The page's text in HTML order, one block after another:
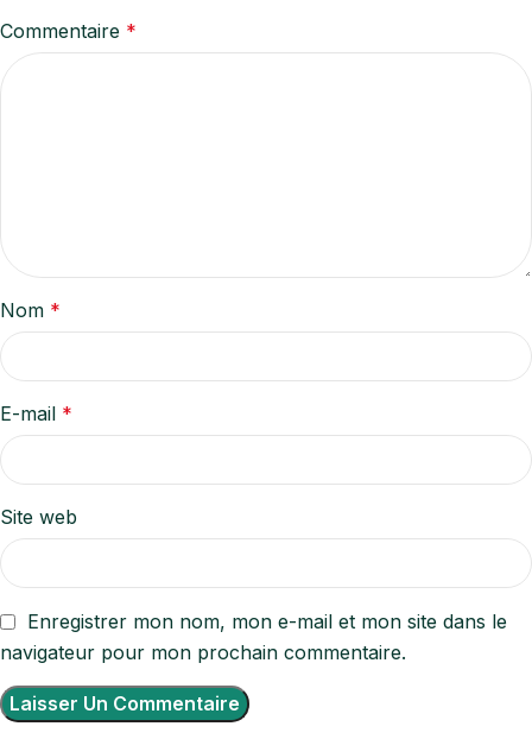
Commentaire *
Nom *
E-mail *
Site web
Enregistrer mon nom, mon e-mail et mon site dans le
navigateur pour mon prochain commentaire.